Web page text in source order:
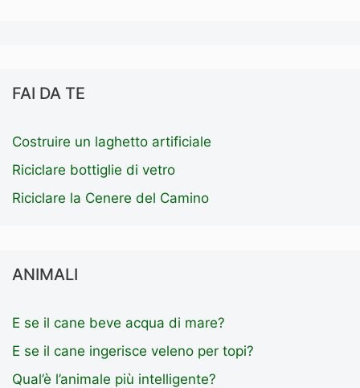
FAI DA TE
Costruire un laghetto artificiale
Riciclare bottiglie di vetro
Riciclare la Cenere del Camino
ANIMALI
E se il cane beve acqua di mare?
E se il cane ingerisce veleno per topi?
Qual’è l’animale più intelligente?